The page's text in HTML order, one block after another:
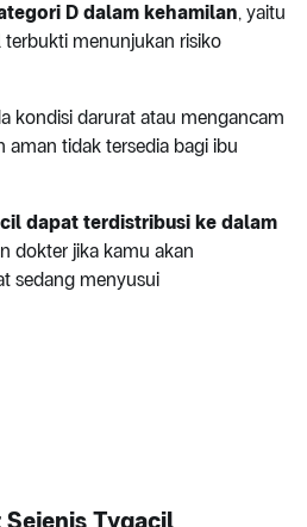
D dalam kehamilan, yaitu
menunjukan risiko
kondisi darurat atau mengancam
aman tidak tersedia bagi ibu
dapat terdistribusi ke dalam
dokter jika kamu akan
sedang menyusui
Sejenis Tygacil